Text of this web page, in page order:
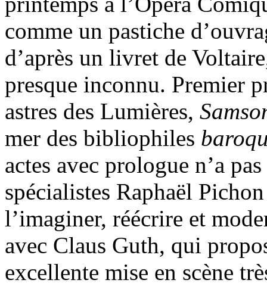
comme un pastiche
d’après un livret de
presque inconnu. Premier
astres des Lumières,
mer des bibliophiles
actes avec prologue n’a
spécialistes Raphaël
l’imaginer, réécrire et
avec Claus Guth, qui
excellente mise en scène